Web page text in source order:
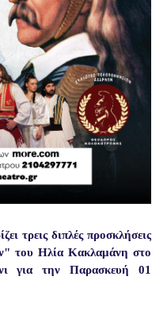
τρεις διπλές προσκλήσεις
του Ηλία Κακλαμάνη στο
για την Παρασκευή 01